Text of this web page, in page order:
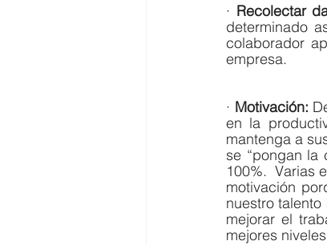
· Recolectar
determinado
colaborador
empresa.
· Motivación:
en la
mantenga a
se “pongan la
100%.  Varias
motivación
nuestro
mejorar el
mejores